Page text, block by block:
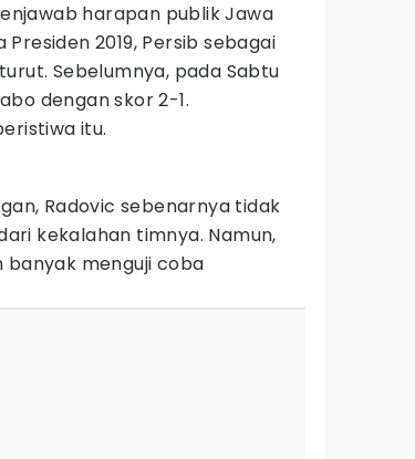
harapan publik Jawa
2019, Persib sebagai
Sebelumnya, pada Sabtu
dengan skor 2-1.
itu.
Radovic sebenarnya tidak
kekalahan timnya. Namun,
menguji coba